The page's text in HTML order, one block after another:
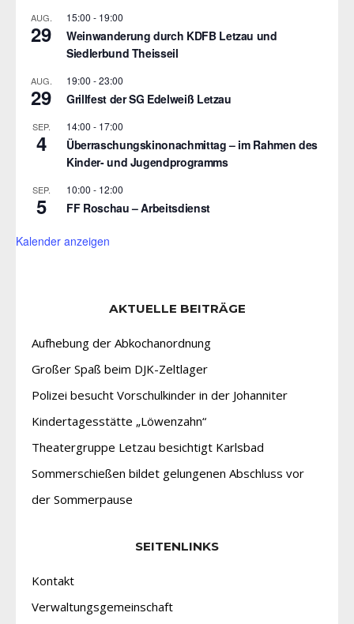
AUG.
29
15:00 - 19:00
Weinwanderung durch KDFB Letzau und
Siedlerbund Theisseil
AUG.
29
19:00 -23:00
Grillfest der SG Edelweiß Letzau
SEP.
4
14:00 - 17:00
Überraschungskinonachmittag – im Rahmen des
Kinder- und Jugendprogramms
SEP.
5
10:00 - 12:00
FF Roschau – Arbeitsdienst
Kalender anzeigen
AKTUELLE BEITRÄGE
Aufhebung der Abkochanordnung
Großer Spaß beim DJK-Zeltlager
Polizei besucht Vorschulkinder in der Johanniter
Kindertagesstätte „Löwenzahn“
Theatergruppe Letzau besichtigt Karlsbad
Sommerschießen bildet gelungenen Abschluss vor
der Sommerpause
SEITENLINKS
Kontakt
Verwaltungsgemeinschaft